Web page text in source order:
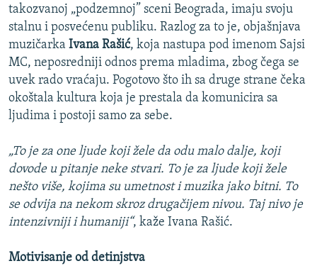
takozvanoj „podzemnoj” sceni Beograda, imaju svoju
stalnu i posvećenu publiku. Razlog za to je, objašnjava
muzičarka Ivana Rašić, koja nastupa pod imenom Sajsi
MC, neposredniji odnos prema mladima, zbog čega se
uvek rado vraćaju. Pogotovo što ih sa druge strane čeka
okoštala kultura koja je prestala da komunicira sa
ljudima i postoji samo za sebe.
„To je za one ljude koji žele da odu malo dalje, koji
dovode u pitanje neke stvari. To je za ljude koji žele
nešto više, kojima su umetnost i muzika jako bitni. To
se odvija na nekom skroz drugačijem nivou. Taj nivo je
intenzivniji i humaniji“, kaže Ivana Rašić.
Motivisanje od detinjstva